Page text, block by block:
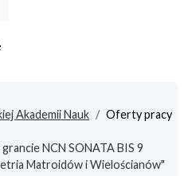
Akademii Nauk
Oferty pracy
NCN SONATA BIS 9
Matroidów i Wielościanów"